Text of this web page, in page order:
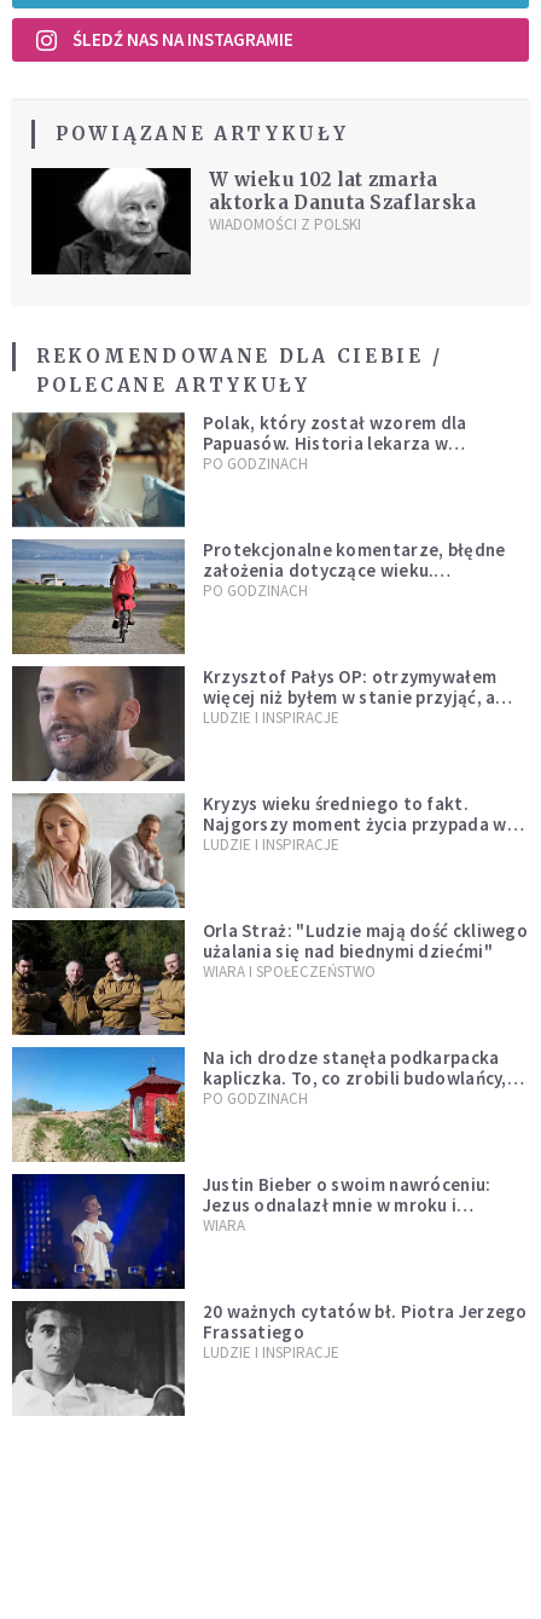
ŚLEDŹ NAS NA INSTAGRAMIE
POWIĄZANE ARTYKUŁY
W wieku 102 lat zmarła
aktorka Danuta Szaflarska
WIADOMOŚCI Z POLSKI
REKOMENDOWANE DLA CIEBIE /
POLECANE ARTYKUŁY
Polak, który został wzorem dla
Papuasów. Historia lekarza w
sutannie, który uleczył dżunglę
PO GODZINACH
Protekcjonalne komentarze, błędne
założenia dotyczące wieku.
Stereotypy ranią, kłamią i rozrywają
PO GODZINACH
Krzysztof Pałys OP: otrzymywałem
więcej niż byłem w stanie przyjąć, a
Bóg stawał się bardziej realny niż
LUDZIE I INSPIRACJE
Kryzys wieku średniego to fakt.
Najgorszy moment życia przypada w
konkretnym czasie
LUDZIE I INSPIRACJE
Orla Straż: "Ludzie mają dość ckliwego
użalania się nad biednymi dziećmi"
WIARA I SPOŁECZEŃSTWO
Na ich drodze stanęła podkarpacka
kapliczka. To, co zrobili budowlańcy,
wzrusza i daje nadzieję [GALERIA]
PO GODZINACH
Justin Bieber o swoim nawróceniu:
Jezus odnalazł mnie w mroku i
wyciągnął mnie stamtąd
WIARA
20 ważnych cytatów bł. Piotra Jerzego
Frassatiego
LUDZIE I INSPIRACJE